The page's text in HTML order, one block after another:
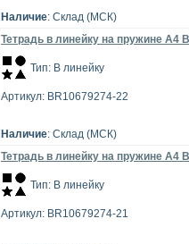
Наличие: Склад (МСК)
Тетрадь в линейку на пружине А4
Тип: В линейку
Артикул: BR10679274-22
Наличие: Склад (МСК)
Тетрадь в линейку на пружине А4
Тип: В линейку
Артикул: BR10679274-21